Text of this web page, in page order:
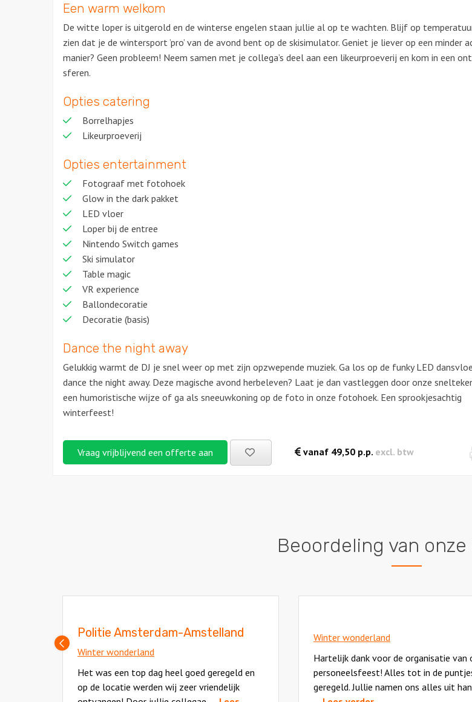
Een warm welkom
De witte loper is uitgerold en de winterse engelen staan jullie al op te wachten. Blijf op
zien dat je de wintersport ’pro’ van de avond bent op de skisimulator. Geniet je liever op een minder
manier? Geen probleem! Neem samen met je collega’s deel aan een likeurproeverij en kom in een
sferen.
Opties catering
Borrelhapjes
Likeurproeverij
Opties entertainment
Fotograaf met fotohoek
Glow in the dark pakket
LED vloer
Loper bij de entree
Nintendo Switch games
Ski simulator
Table magic
VR experience
Ballondecoratie
Decoratie (basis)
Dance the night away
Gelukkig warmt de DJ je snel weer op met zijn opzwepende muziek. Ga los op de funky LED
dance the night away. Deze magische avond herbeleven? Laat je dan vastleggen door onze
een humoristische wijze of ga als sneeuwkoning op de foto in onze fotohoek. Een sprookjesachtig
winterfeest!
Vraag vrijblijvend een offerte aan
Bewaarde
uitjes
vanaf 49,50 p.p. excl. btw
Beoordeling van
Vorige
slide
Politie Amsterdam-Amstelland
Winter wonderland
Het was een top dag heel goed geregeld en
op de locatie werden wij zeer vriendelijk
Winter wonderland
Hartelijk dank voor de organisatie van
personeelsfeest! Alles tot in de
geregeld. Jullie namen ons alles uit